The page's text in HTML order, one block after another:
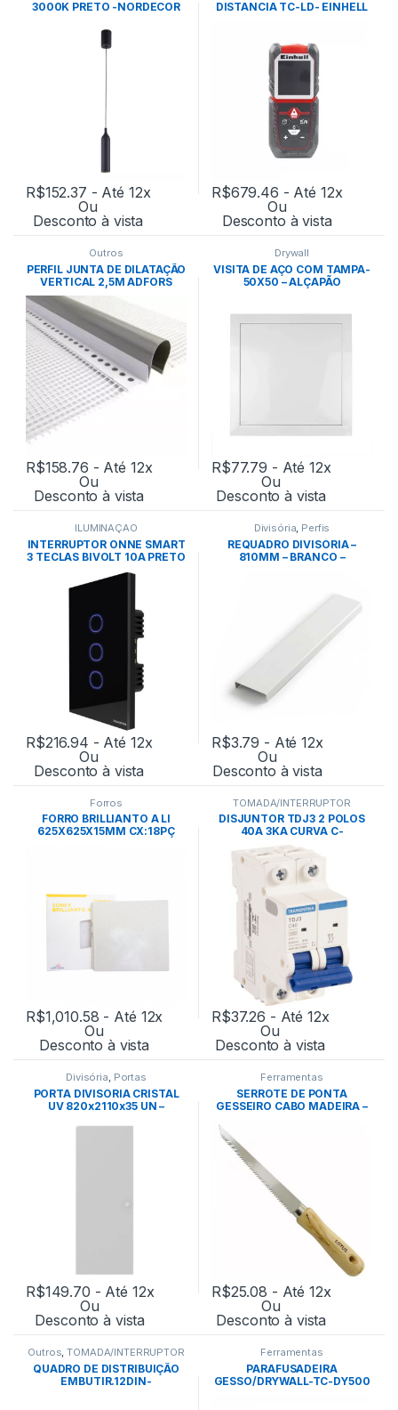
3000K PRETO -NORDECOR
R$152.37 - Até 12x
Ou
Desconto à vista
DISTANCIA TC-LD- EINHELL
R$679.46 - Até 12x
Ou
Desconto à vista
Outros
PERFIL JUNTA DE DILATAÇÃO
VERTICAL 2,5M ADFORS
R$158.76 - Até 12x
Ou
Desconto à vista
Drywall
VISITA DE AÇO COM TAMPA-
50X50 – ALÇAPÃO
R$77.79 - Até 12x
Ou
Desconto à vista
ILUMINAÇÃO
INTERRUPTOR ONNE SMART
3 TECLAS BIVOLT 10A PRETO
– TRAMONTINA
R$216.94 - Até 12x
Ou
Desconto à vista
Divisória, Perfis
REQUADRO DIVISÓRIA –
810MM – BRANCO –
R$3.79 - Até 12x
Ou
Desconto à vista
Forros
FORRO BRILLIANTO A LI
625X625X15MM CX:18PÇ
R$1,010.58 - Até 12x
Ou
Desconto à vista
TOMADA/INTERRUPTOR
DISJUNTOR TDJ3 2 POLOS
40A 3KA CURVA C-
TRAMONTINA
R$37.26 - Até 12x
Ou
Desconto à vista
Divisória, Portas
PORTA DIVISORIA CRISTAL
UV 820x2110x35 UN –
R$149.70 - Até 12x
Ou
Desconto à vista
Ferramentas
SERROTE DE PONTA
GESSEIRO CABO MADEIRA –
R$25.08 - Até 12x
Ou
Desconto à vista
Outros,TOMADA/INTERRUPTOR
QUADRO DE DISTRIBUIÇÃO
EMBUTIR.12DIN-
Ferramentas
PARAFUSADEIRA
GESSO/DRYWALL-TC-DY500